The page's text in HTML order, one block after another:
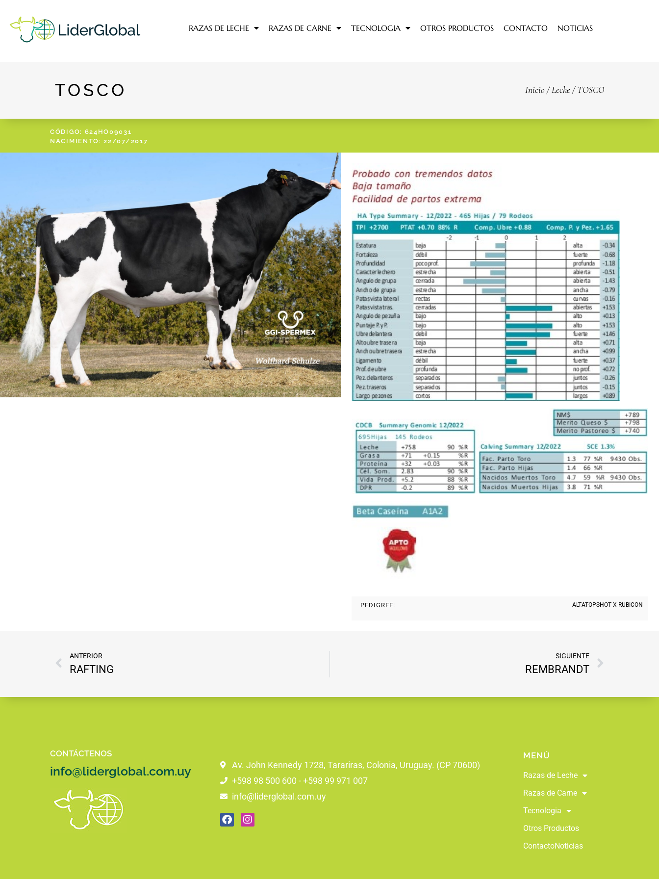
RAZAS DE LECHE RAZAS DE CARNE TECNOLOGIA OTROS PRODUCTOS CONTACTO NOTICIAS
TOSCO Inicio /Leche/ TOSCO
CÓDIGO: 624HO09031
NACIMIENTO: 22/07/2017
PEDIGREE: ALTATOPSHOT X RUBICON
ANTERIOR
RAFTING
SIGUIENTE
REMBRANDT
CONTÁCTENOS
info@liderglobal.com.uy
Av. John Kennedy 1728, Tarariras, Colonia, Uruguay. (CP 70600)
+598 98 500 600 - +598 99 971 007
info@liderglobal.com.uy
MENÚ
Razas de Leche
Razas de Carne
Tecnologia
Otros Productos
ContactoNoticias